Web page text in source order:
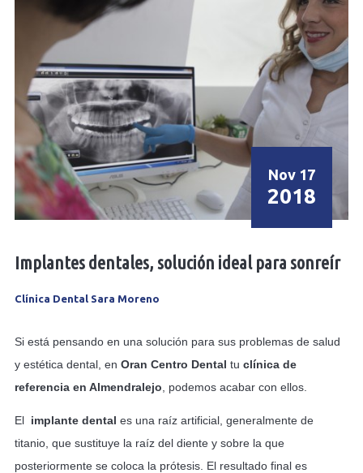
Nov 17
2018
Implantes dentales, solución ideal para sonreír
Clínica Dental Sara Moreno
Si está pensando en una solución para sus problemas de salud
y estética dental, en Oran Centro Dental tu clínica de
referencia en Almendralejo , podemos acabar con ellos.
El implante dental es una raíz artificial, generalmente de
titanio, que sustituye la raíz del diente y sobre la que
posteriormente se coloca la prótesis. El resultado final es